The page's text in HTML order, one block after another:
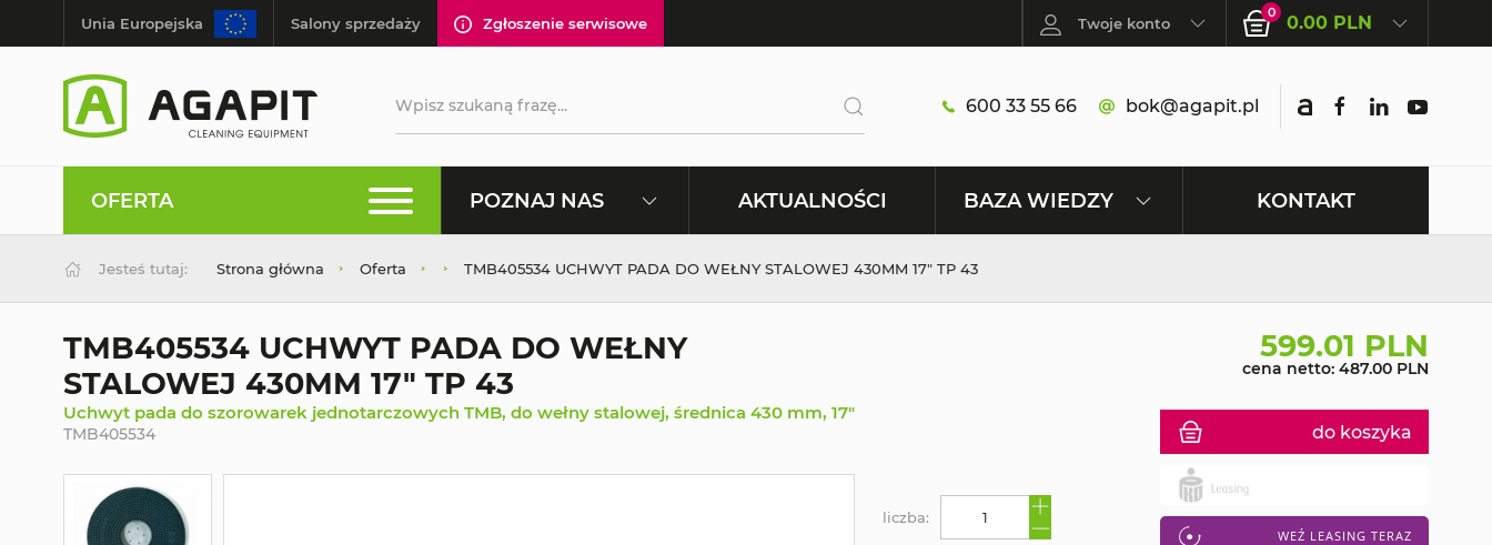
Unia Europejska Salony sprzedaży Zgłoszenie serwisowe Twoje konto
0 0.00 PLN
600 33 55 66 bok@agapit.pl
OFERTA POZNAJ NAS AKTUALNOŚCI BAZA WIEDZY KONTAKT
Jesteś tutaj: Strona główna Oferta TMB405534 UCHWYT PADA DO WEŁNY STALOWEJ 430MM 17" TP 43
TMB405534 UCHWYT PADA DO WEŁNY
STALOWEJ 430MM 17" TP 43
Uchwyt pada do szorowarek jednotarczowych TMB, do wełny stalowej, średnica 430 mm, 17"
TMB405534
599.01 PLN
cena netto: 487.00 PLN
do koszyka
WEŹ LEASING TERAZ
liczba: